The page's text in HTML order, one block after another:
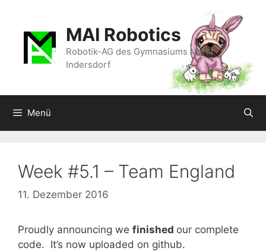
springen
MAI Robotics
Robotik-AG des Gymnasiums Markt
Indersdorf
Menü
Week #5.1 – Team England
11. Dezember 2016
Proudly announcing we finished our complete
code. It’s now uploaded on github.